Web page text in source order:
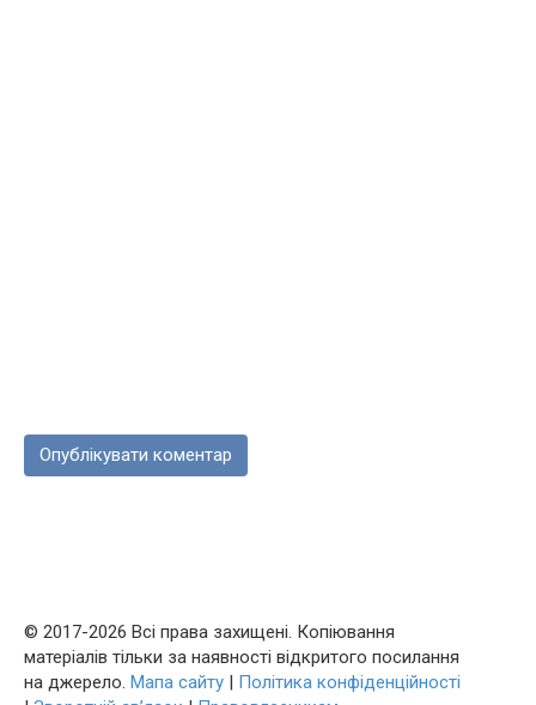
© 2017-2026 Всі права захищені. Копіювання
матеріалів тільки за наявності відкритого посилання
на джерело. Мапа сайту | Політика конфіденційності